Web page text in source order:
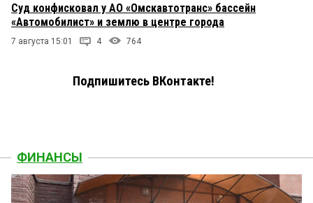
Суд конфисковал у АО «Омскавтотранс» бассейн
«Автомобилист» и землю в центре города
7 августа 15:01 4 764
Подпишитесь ВКонтакте!
ФИНАНСЫ